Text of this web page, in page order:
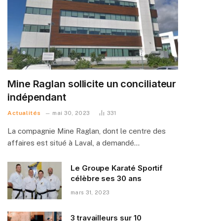
Mine Raglan sollicite un conciliateur
indépendant
Actualités mai 30, 2023 331
La compagnie Mine Raglan, dont le centre des
affaires est situé à Laval, a demandé…
Le Groupe Karaté Sportif
célèbre ses 30 ans
mars 31, 2023
3 travailleurs sur 10